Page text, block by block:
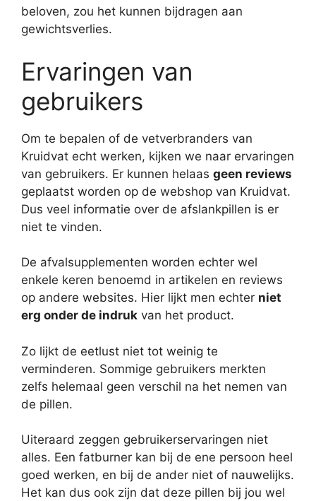
beloven, zou het kunnen bijdragen aan
gewichtsverlies.
Ervaringen van
gebruikers
Om te bepalen of de vetverbranders van
Kruidvat echt werken, kijken we naar ervaringen
van gebruikers. Er kunnen helaas geen reviews
geplaatst worden op de webshop van Kruidvat.
Dus veel informatie over de afslankpillen is er
niet te vinden.
De afvalsupplementen worden echter wel
enkele keren benoemd in artikelen en reviews
op andere websites. Hier lijkt men echter niet
erg onder de indruk van het product.
Zo lijkt de eetlust niet tot weinig te
verminderen. Sommige gebruikers merkten
zelfs helemaal geen verschil na het nemen van
de pillen.
Uiteraard zeggen gebruikerservaringen niet
alles. Een fatburner kan bij de ene persoon heel
goed werken, en bij de ander niet of nauwelijks.
Het kan dus ook zijn dat deze pillen bij jou wel